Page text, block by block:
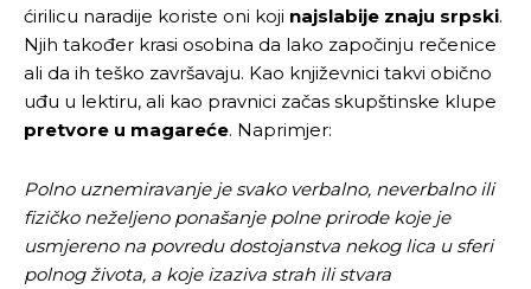
ćirilicu naradije koriste oni koji najslabije znaju srpski.
Njih također krasi osobina da lako započinju rečenice
ali da ih teško završavaju. Kao književnici takvi obično
uđu u lektiru, ali kao pravnici začas skupštinske klupe
pretvore u magareće. Naprimjer:
Polno uznemiravanje je svako verbalno, neverbalno ili
fizičko neželjeno ponašanje polne prirode koje je
usmjereno na povredu dostojanstva nekog lica u sferi
polnog života, a koje izaziva strah ili stvara